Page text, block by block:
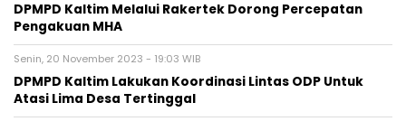
DPMPD Kaltim Melalui Rakertek Dorong Percepatan
Pengakuan MHA
Senin, 20 November 2023 - 19:03 WIB
DPMPD Kaltim Lakukan Koordinasi Lintas ODP Untuk
Atasi Lima Desa Tertinggal